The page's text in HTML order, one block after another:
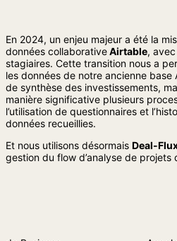
En 2024, un enjeu majeur a été la
données collaborativeAirtable,
stagiaires. Cette transition nous a
les données de notre ancienne
de synthèse des investissements,
manière significative plusieurs
l’utilisation de questionnaires et
données recueillies.
Et nous utilisons désormais Deal-
gestion du flow d’analyse de projets